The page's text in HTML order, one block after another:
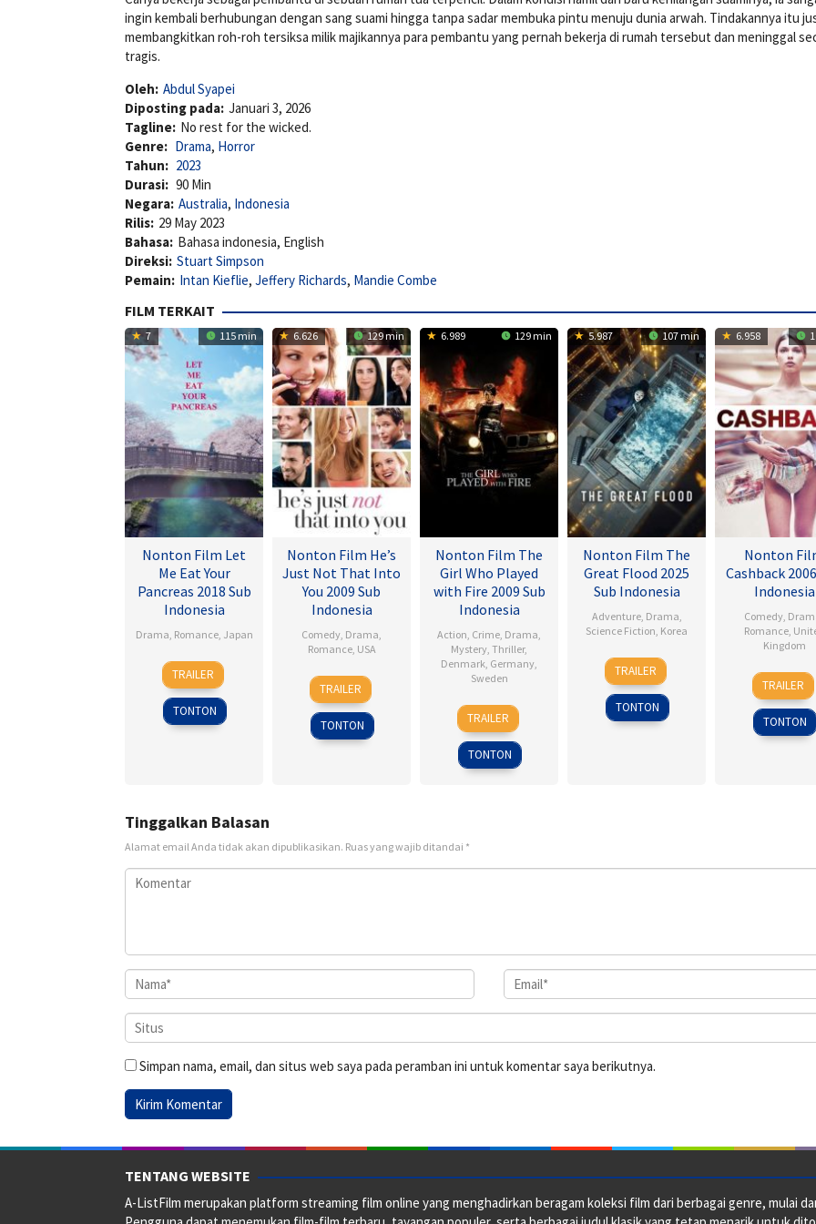
ingin kembali berhubungan dengan sang suami hingga tanpa sadar membuka pintu menuju dunia arwah. Tindakannya itu
membangkitkan roh-roh tersiksa milik majikannya para pembantu yang pernah bekerja di rumah tersebut dan meninggal
tragis.
Oleh: Abdul Syapei
Diposting pada: Januari 3, 2026
Tagline: No rest for the wicked.
Genre: Drama, Horror
Tahun: 2023
Durasi: 90 Min
Negara: Australia, Indonesia
Rilis: 29 May 2023
Bahasa: Bahasa indonesia, English
Direksi: Stuart Simpson
Pemain: Intan Kieflie, Jeffery Richards, Mandie Combe
FILM TERKAIT
7 115 min
Nonton Film Let
Me Eat Your
Pancreas 2018 Sub
Indonesia
Drama Romance, Japan
28
Jul
2017
Sho
Tsukikawa
TRAILER
TONTON
6.626 129 min
Nonton Film He’s
Just Not That Into
You 2009 Sub
Indonesia
Comedy Drama
Romance, USA
6
Feb
2009
Ken
Kwapis
TRAILER
TONTON
6.989 129 min
Nonton Film The
Girl Who Played
with Fire 2009 Sub
Indonesia
Action Crime Drama
Mystery Thriller,
Denmark Germany
Sweden
18
Sep
2009
Daniel
Alfredson
TRAILER
TONTON
5.987 107 min
Nonton Film The
Great Flood 2025
Sub Indonesia
Adventure, Drama
Science Fiction Korea
18
Sep
2025
Kim
Byung-
woo
TRAILER
TONTON
6.958
Nonton
Cashback
Indonesia
Comedy
Romance,
Kingdom
17
Jan
2007
Sean
Ellis
TRAILER
TONTON
Tinggalkan Balasan
Alamat email Anda tidak akan dipublikasikan. Ruas yang wajib ditandai *
Simpan nama, email, dan situs web saya pada peramban ini untuk komentar saya berikutnya.
TENTANG WEBSITE
A-ListFilm merupakan platform streaming film online yang menghadirkan beragam koleksi film dari berbagai genre, mulai